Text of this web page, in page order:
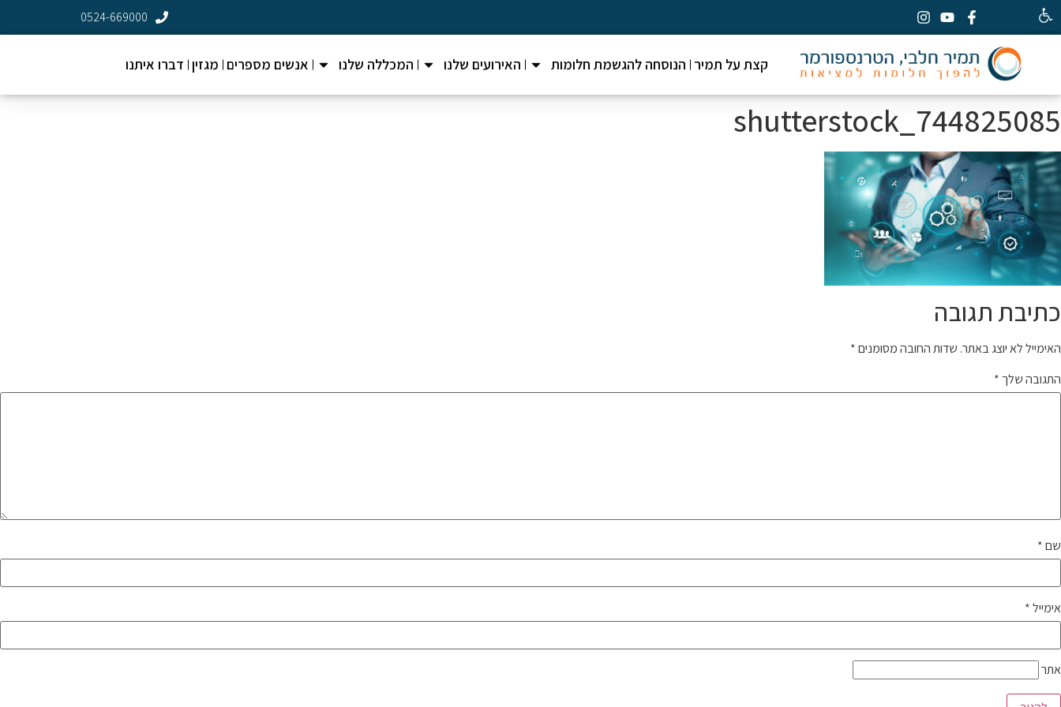
פתח סרגל נגישות
0524-669000
קצת על תמיר הנוסחה להגשמת חלומות האירועים שלנו המכללה שלנו אנשים מספרים מגזין דברו איתנו
shutterstock_744825085
כתיבת תגובה
האימייל לא יוצג באתר. שדות החובה מסומנים*
התגובה שלך *
שם*
אימייל*
אתר